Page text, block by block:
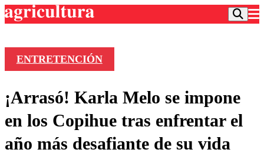
Frecuencias
Agricultura TV
Deportes
Colo Colo
Entretención
ENTRETENCIÓN
¡Arrasó! Karla Melo se impone
en los Copihue tras enfrentar el
año más desafiante de su vida